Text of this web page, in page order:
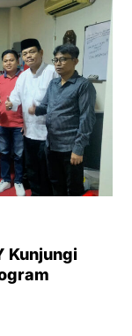
Kunjungi